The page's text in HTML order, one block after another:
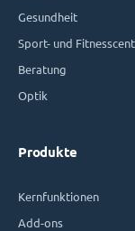
Gesundheit
Sport- und
Beratung
Optik
Produkte
Kernfunktionen
Add-ons